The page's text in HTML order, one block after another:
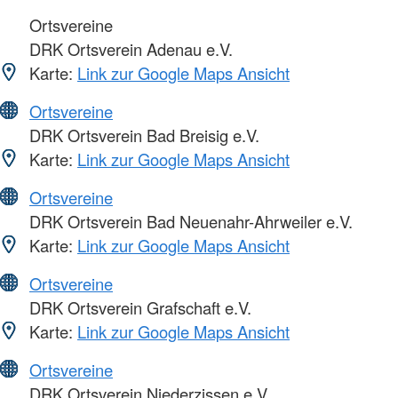
Ortsvereine
DRK Ortsverein Adenau e.V.
Karte: Link zur Google Maps Ansicht
Ortsvereine
DRK Ortsverein Bad Breisig e.V.
Karte: Link zur Google Maps Ansicht
Ortsvereine
DRK Ortsverein Bad Neuenahr-Ahrweiler e.V.
Karte: Link zur Google Maps Ansicht
Ortsvereine
DRK Ortsverein Grafschaft e.V.
Karte: Link zur Google Maps Ansicht
Ortsvereine